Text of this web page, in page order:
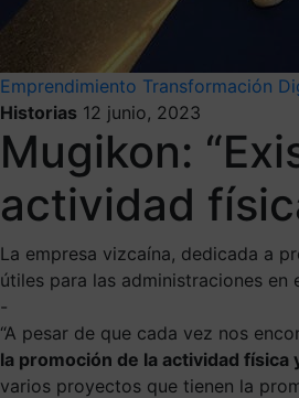
Emprendimiento Transformación
Historias 12 junio, 2023
Mugikon:
actividad
La empresa vizcaína, dedicada a
útiles para las administraciones en
-
“A pesar de que cada vez nos
la promoción de la actividad física
varios proyectos que tienen la